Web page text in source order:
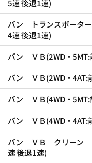
5速 後退1速)
バン トランスポータ
4速 後退1速)
バン ＶＢ(2WD・5MT:
バン ＶＢ(2WD・4AT:
バン ＶＢ(4WD・5MT:
バン ＶＢ(4WD・4AT:
バン ＶＢ クリーン
速 後退1速)